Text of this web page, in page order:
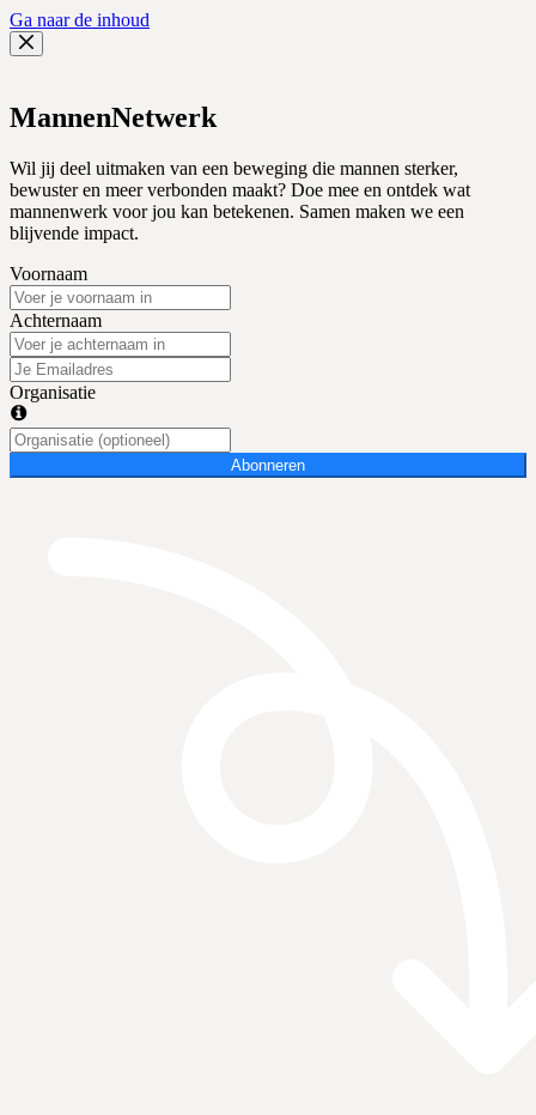
Ga naar de inhoud
MannenNetwerk
Wil jij deel uitmaken van een beweging die mannen sterker,
bewuster en meer verbonden maakt? Doe mee en ontdek wat
mannenwerk voor jou kan betekenen. Samen maken we een
blijvende impact.
Voornaam
Achternaam
Organisatie
Abonneren